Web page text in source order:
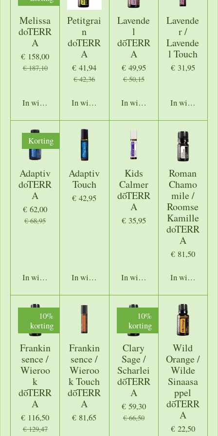
Melissa
doTERR
A
€ 158,00
€ 187,10
In winkelwagen
Petitgrai
n
doTERR
A
€ 41,94
€ 42,36
In winkelwagen
Lavende
l
dōTERR
A
€ 49,95
€ 50,15
In winkelwagen
Lavende
r /
Lavende
l Touch
€ 31,95
In
Korting
Adaptiv
doTERR
A
€ 62,00
€ 68,95
In winkelwagen
Adaptiv
Touch
€ 42,95
In winkelwagen
Kids
Calmer
dōTERR
A
€ 35,95
In winkelwagen
Roman
Chamo
mile /
Roomse
Kamille
doTERR
A
€ 81,50
In
10%
korting
Frankin
sence /
Wieroo
k
dōTERR
A
€ 116,50
€ 129,47
Frankin
sence /
Wieroo
k Touch
dōTERR
A
€ 81,65
10%
korting
Clary
Sage /
Scharlei
dōTERR
A
€ 59,30
€ 66,50
Wild
Orange /
Wilde
Sinaasa
ppel
dōTERR
A
€ 22,50